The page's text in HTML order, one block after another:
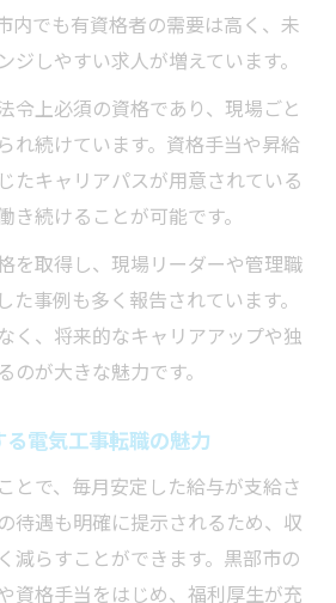
内でも有資格者の需要は高く、未
ジしやすい求人が増えています。
令上必須の資格であり、現場ごと
れ続けています。資格手当や昇給
たキャリアパスが用意されている
き続けることが可能です。
を取得し、現場リーダーや管理職
た事例も多く報告されています。
く、将来的なキャリアアップや独
が大きな魅力です。
電気工事転職の魅力
とで、毎月安定した給与が支給さ
待遇も明確に提示されるため、収
減らすことができます。黒部市の
資格手当をはじめ、福利厚生が充